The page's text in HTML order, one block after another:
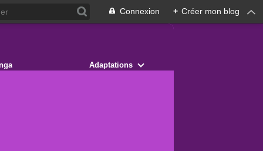
Connexion + Créer mon blog
Adaptations